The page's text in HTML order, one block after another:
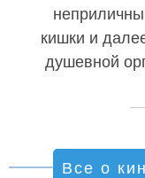
кишки и
душевной
Все о